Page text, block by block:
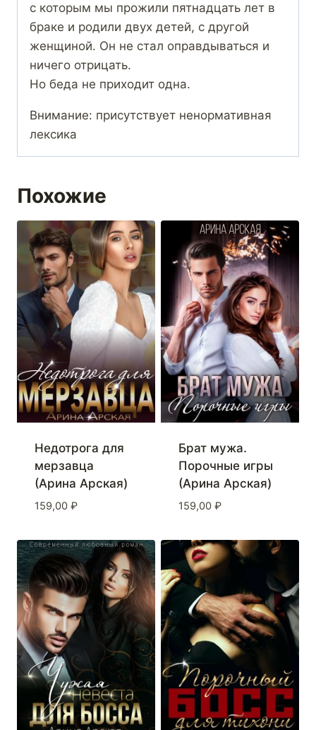
с которым мы прожили пятнадцать лет в
браке и родили двух детей, с другой
женщиной. Он не стал оправдываться и
ничего отрицать.
Но беда не приходит одна.
Внимание: присутствует ненормативная
лексика
Похожие
Недотрога для
мерзавца
(Арина Арская)
159,00 ₽
Брат мужа.
Порочные игры
(Арина Арская)
159,00 ₽